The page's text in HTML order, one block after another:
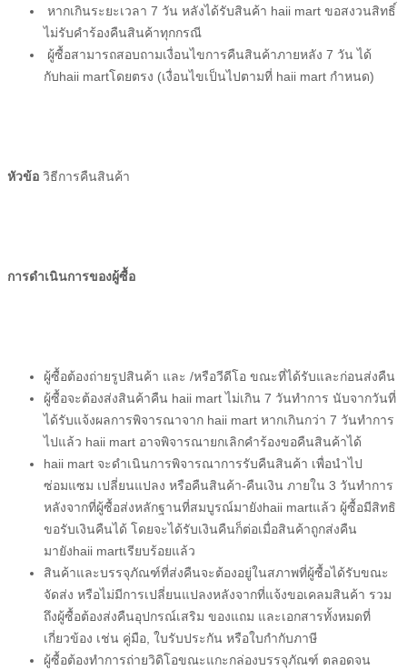
หากเกินระยะเวลา 7 วัน หลังได้รับสินค้า haii mart ขอสงวนสิทธิ์
ไม่รับคำร้องคืนสินค้าทุกกรณี
ผู้ซื้อสามารถสอบถามเงื่อนไขการคืนสินค้าภายหลัง 7 วัน ได้
กับhaii martโดยตรง (เงื่อนไขเป็นไปตามที่ haii mart กำหนด)
หัวข้อ วิธีการคืนสินค้า
การดำเนินการของผู้ซื้อ
ผู้ซื้อต้องถ่ายรูปสินค้า และ /หรือวีดีโอ ขณะที่ได้รับและก่อนส่งคืน
ผู้ซื้อจะต้องส่งสินค้าคืน haii martไม่เกิน 7 วันทําการ นับจากวันที่
ได้รับแจ้งผลการพิจารณาจาก haii mart หากเกินกว่า 7 วันทําการ
ไปแล้ว haii mart อาจพิจารณายกเลิกคําร้องขอคืนสินค้าได้
haii mart จะดำเนินการพิจารณาการรับคืนสินค้า เพื่อนำไป
ซ่อมแซม เปลี่ยนแปลง หรือคืนสินค้า-คืนเงิน ภายใน 3 วันทำการ
หลังจากที่ผู้ซื้อส่งหลักฐานที่สมบูรณ์มายังhaii martแล้ว ผู้ซื้อมีสิทธิ
ขอรับเงินคืนได้ โดยจะได้รับเงินคืนก็ต่อเมื่อสินค้าถูกส่งคืน
มายังhaii martเรียบร้อยแล้ว
สินค้าและบรรจุภัณฑ์ที่ส่งคืนจะต้องอยู่ในสภาพที่ผู้ซื้อได้รับขณะ
จัดส่ง หรือไม่มีการเปลี่ยนแปลงหลังจากที่แจ้งขอเคลมสินค้า รวม
ถึงผู้ซื้อต้องส่งคืนอุปกรณ์เสริม ของแถม และเอกสารทั้งหมดที่
เกี่ยวข้อง เช่น คู่มือ, ใบรับประกัน หรือใบกำกับภาษี
ผู้ซื้อต้องทำการถ่ายวิดิโอขณะแกะกล่องบรรจุภัณฑ์ ตลอดจน